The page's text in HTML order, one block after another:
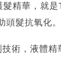
髮精華，就
髮抗氧化。
術，液體